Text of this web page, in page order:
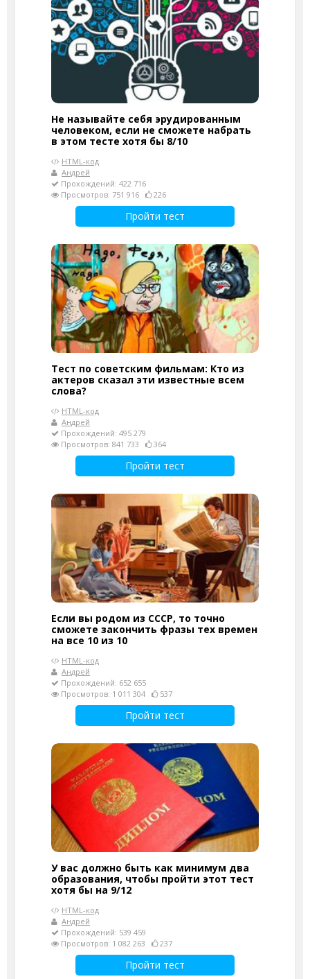
Не называйте себя эрудированным
человеком, если не сможете набрать
в этом тесте хотя бы 8/10
HTML-код
Андрей
Прохождений: 422 716
Просмотров: 751 916
226
Пройти тест
Тест по советским фильмам: Кто из
актеров сказал эти известные всем
слова?
HTML-код
Андрей
Прохождений: 495 279
Просмотров: 841 733
364
Пройти тест
Если вы родом из СССР, то точно
сможете закончить фразы тех времен
на все 10 из 10
HTML-код
Андрей
Прохождений: 652 655
Просмотров: 1 011 304
537
Пройти тест
У вас должно быть как минимум два
образования, чтобы пройти этот тест
хотя бы на 9/12
HTML-код
Андрей
Прохождений: 539 459
Просмотров: 1 082 263
237
Пройти тест